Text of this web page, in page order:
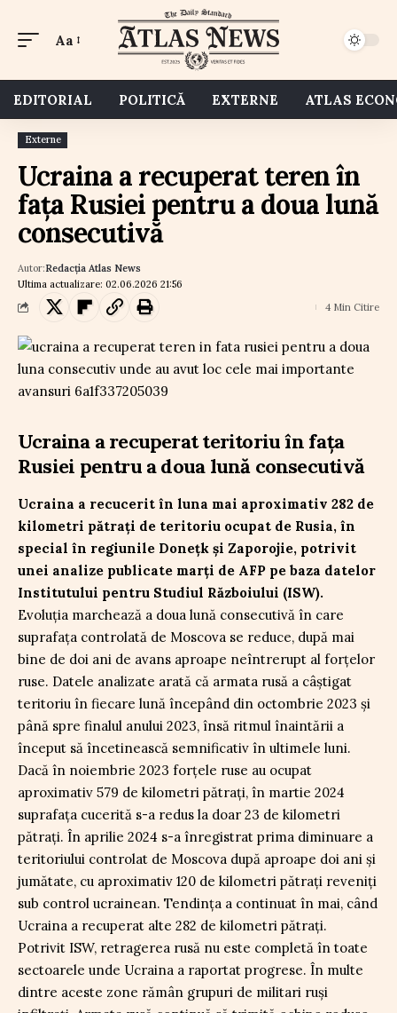
Aa
EDITORIAL POLITICĂ EXTERNE ATLAS
Externe
Ucraina a recuperat teren în
fața Rusiei pentru a doua lună
consecutivă
Ultima actualizare: 02.06.2026 21:56
Autor:Redacția Atlas News
4 Min Citire
Ucraina a recuperat teritoriu în fața
Rusiei pentru a doua lună consecutivă
Ucraina a recucerit în luna mai aproximativ 282 de
kilometri pătrați de teritoriu ocupat de Rusia, în
special în regiunile Donețk și Zaporojie, potrivit
unei analize publicate marți de AFP pe baza datelor
Institutului pentru Studiul Războiului (ISW).
Evoluția marchează a doua lună consecutivă în care
suprafața controlată de Moscova se reduce, după mai
bine de doi ani de avans aproape neîntrerupt al forțelor
ruse. Datele analizate arată că armata rusă a câștigat
teritoriu în fiecare lună începând din octombrie 2023 și
până spre finalul anului 2023, însă ritmul înaintării a
început să încetinească semnificativ în ultimele luni.
Dacă în noiembrie 2023 forțele ruse au ocupat
aproximativ 579 de kilometri pătrați, în martie 2024
suprafața cucerită s-a redus la doar 23 de kilometri
pătrați. În aprilie 2024 s-a înregistrat prima diminuare a
teritoriului controlat de Moscova după aproape doi ani și
jumătate, cu aproximativ 120 de kilometri pătrați reveniți
sub control ucrainean. Tendința a continuat în mai, când
Ucraina a recuperat alte 282 de kilometri pătrați.
Potrivit ISW, retragerea rusă nu este completă în toate
sectoarele unde Ucraina a raportat progrese. În multe
dintre aceste zone rămân grupuri de militari ruși